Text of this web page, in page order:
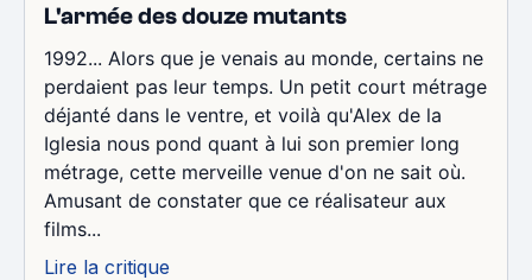
L'armée des douze mutants
1992... Alors que je venais au monde, certains ne
perdaient pas leur temps. Un petit court métrage
déjanté dans le ventre, et voilà qu'Alex de la
Iglesia nous pond quant à lui son premier long
métrage, cette merveille venue d'on ne sait où.
Amusant de constater que ce réalisateur aux
films...
Lire la critique